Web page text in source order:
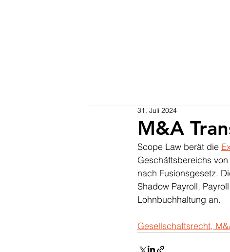
M&A
31. Juli 2024
Scope Law berät die
Geschäftsbereichs
nach Fusionsgesetz.
Shadow Payroll,
Lohnbuchhaltung an.
Gesellschaftsrecht,